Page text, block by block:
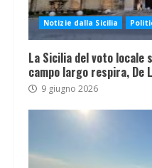
Notizie dalla Sicilia
La Sicilia del voto
campo largo respira, De
9 giugno 2026